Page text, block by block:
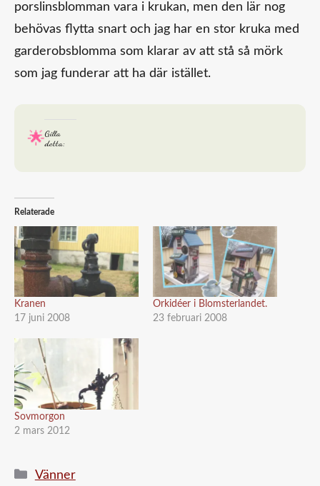
porslinsblomman vara i krukan, men den lär nog
behövas flytta snart och jag har en stor kruka med
garderobsblomma som klarar av att stå så mörk
som jag funderar att ha där istället.
Gilla
detta:
Relaterade
Kranen
17 juni 2008
Orkidéer i Blomsterlandet.
23 februari 2008
Sovmorgon
2 mars 2012
Kategorier
Vänner